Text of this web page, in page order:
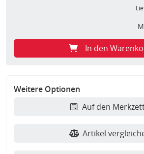
In den
Weitere Optionen
Auf den
Artikel